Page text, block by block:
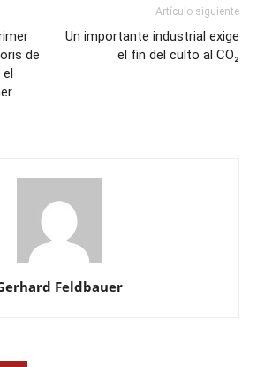
de
Artículo siguiente
Un importante industrial exige
el fin del culto al CO₂
Feldbauer